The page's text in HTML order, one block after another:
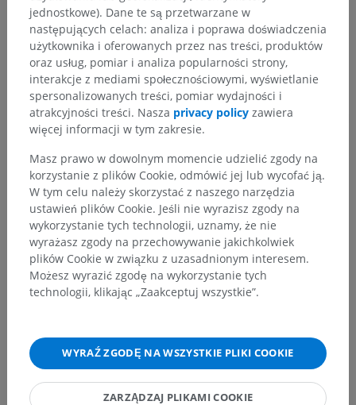
Neuroanatomia człowieka
Tłumaczenia
Zauważyłeś błąd?
Zachęcamy do przesyłania sugestii poprawek,
tłumaczeń lub innych treści, które przełożą się na
lepszą jakość materiałów.
Zgłoś problem
POBIERZ APLIKACJĘ
jednostkowe). Dane te są przetwarzane w
następujących celach: analiza i poprawa doświadczenia
użytkownika i oferowanych przez nas treści, produktów
oraz usług, pomiar i analiza popularności strony,
interakcje z mediami społecznościowymi, wyświetlanie
spersonalizowanych treści, pomiar wydajności i
atrakcyjności treści. Nasza privacy policy zawiera
więcej informacji w tym zakresie.
Masz prawo w dowolnym momencie udzielić zgody na
korzystanie z plików Cookie, odmówić jej lub wycofać ją.
W tym celu należy skorzystać z naszego narzędzia
ustawień plików Cookie. Jeśli nie wyrazisz zgody na
wykorzystanie tych technologii, uznamy, że nie
wyrażasz zgody na przechowywanie jakichkolwiek
plików Cookie w związku z uzasadnionym interesem.
Możesz wyrazić zgodę na wykorzystanie tych
technologii, klikając „Zaakceptuj wszystkie”.
WYRAŹ ZGODĘ NA WSZYSTKIE PLIKI COOKIE
ZARZĄDZAJ PLIKAMI COOKIE